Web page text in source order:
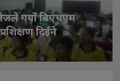
गर्यो बिएचएम
दिईने